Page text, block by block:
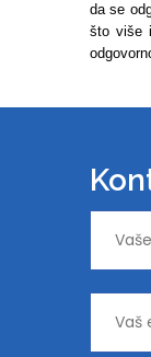
da se
što više